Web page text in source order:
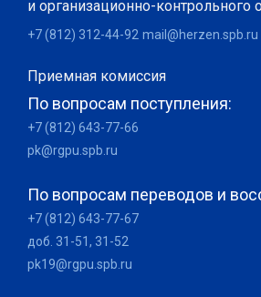
и организационно-контрольного
+7 (812) 312-44-92 mail@herzen.spb.ru
Приемная комиссия
По вопросам поступления:
+7 (812) 643-77-66
pk@rgpu.spb.ru
По вопросам переводов и
+7 (812) 643-77-67
доб. 31-51, 31-52
pk19@rgpu.spb.ru